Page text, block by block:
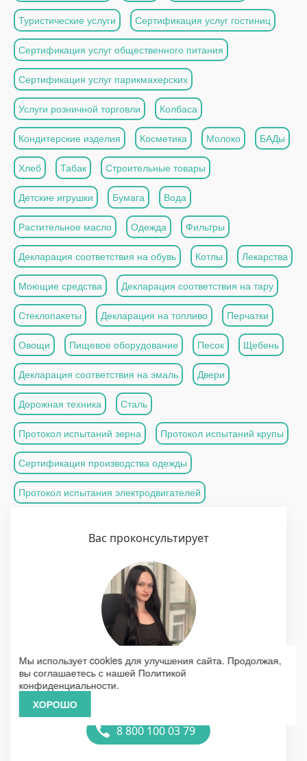
Туристические услуги Сертификация услуг гостиниц
Сертификация услуг общественного питания
Сертификация услуг парикмахерских
Услуги розничной торговли Колбаса
Кондитерские изделия Косметика Молоко БАДы
Хлеб Табак Строительные товары
Детские игрушки Бумага Вода
Растительное масло Одежда Фильтры
Декларация соответствия на обувь Котлы Лекарства
Моющие средства Декларация соответствия на тару
Стеклопакеты Декларация на топливо Перчатки
Овощи Пищевое оборудование Песок Щебень
Декларация соответствия на эмаль Двери
Дорожная техника Сталь
Протокол испытаний зерна Протокол испытаний крупы
Сертификация производства одежды
Протокол испытания электродвигателей
Вас проконсультирует
Елизавета
Ваш эксперт в области сертификации
8 800 100 03 79
Мы использует cookies для улучшения сайта. Продолжая,
вы соглашаетесь с нашей Политикой
конфиденциальности.
ХОРОШО